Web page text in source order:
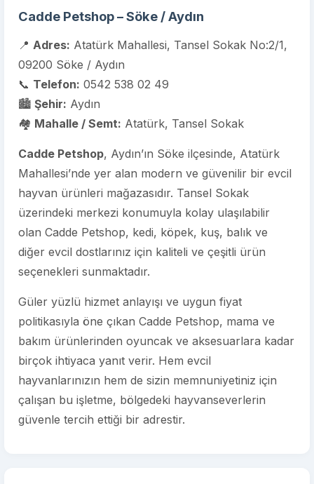
Cadde Petshop – Söke / Aydın
📍 Adres: Atatürk Mahallesi, Tansel Sokak No:2/1,
09200 Söke / Aydın
📞 Telefon: 0542 538 02 49
🏙️ Şehir: Aydın
🏘️ Mahalle / Semt: Atatürk, Tansel Sokak
Cadde Petshop, Aydın’ın Söke ilçesinde, Atatürk
Mahallesi’nde yer alan modern ve güvenilir bir evcil
hayvan ürünleri mağazasıdır. Tansel Sokak
üzerindeki merkezi konumuyla kolay ulaşılabilir
olan Cadde Petshop, kedi, köpek, kuş, balık ve
diğer evcil dostlarınız için kaliteli ve çeşitli ürün
seçenekleri sunmaktadır.
Güler yüzlü hizmet anlayışı ve uygun fiyat
politikasıyla öne çıkan Cadde Petshop, mama ve
bakım ürünlerinden oyuncak ve aksesuarlara kadar
birçok ihtiyaca yanıt verir. Hem evcil
hayvanlarınızın hem de sizin memnuniyetiniz için
çalışan bu işletme, bölgedeki hayvanseverlerin
güvenle tercih ettiği bir adrestir.